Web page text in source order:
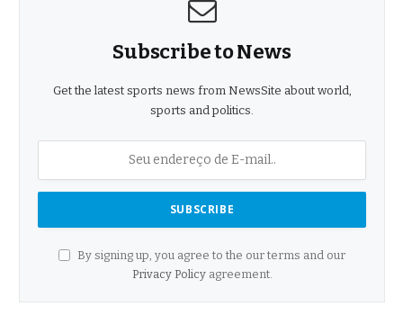
Subscribe to News
Get the latest sports news from NewsSite about world,
sports and politics.
By signing up, you agree to the our terms and our
Privacy Policyagreement.